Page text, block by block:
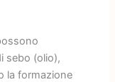
sebo (olio),
la formazione